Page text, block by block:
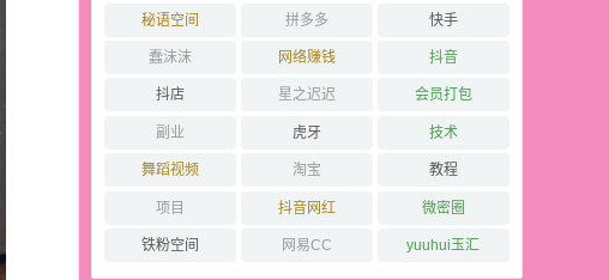
秘语空间 拼多多 快手
蠢沫沫 网络赚钱 抖音
抖店 星之迟迟 会员打包
副业 虎牙 技术
舞蹈视频 淘宝 教程
项目 抖音网红 微密圈
铁粉空间 网易CC yuuhui玉汇